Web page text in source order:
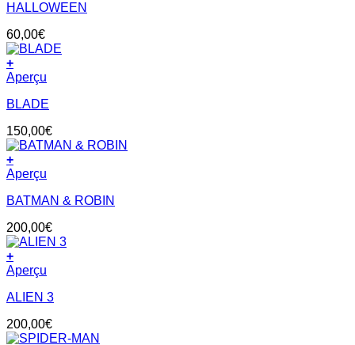
HALLOWEEN
60,00€
+
Aperçu
BLADE
150,00€
+
Aperçu
BATMAN & ROBIN
200,00€
+
Aperçu
ALIEN 3
200,00€